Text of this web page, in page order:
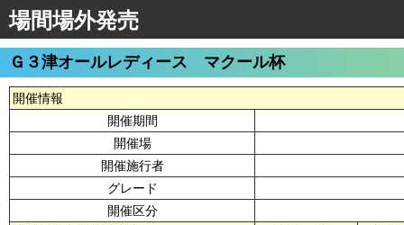
場間場外発売
Ｇ３津オールレディース マクール杯
開催情報
開催期間
開催場
開催施行者
グレード
開催区分